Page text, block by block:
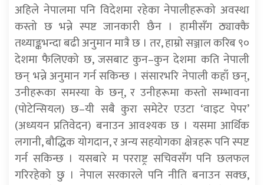
अहिले नेपालमा पनि विदेशमा रहेका नेपालीहरूको अवस्था
कस्तो छ भन्ने स्पष्ट जानकारी छैन । हामीसँग ठ्याक्कै
तथ्याङ्कभन्दा बढी अनुमान मात्रै छ । तर, हाम्रो सञ्जाल करिब ९०
देशमा फैलिएको छ, जसबाट कुन–कुन देशमा कति नेपाली
छन् भन्ने अनुमान गर्न सकिन्छ । संसारभरि नेपाली कहाँ छन्,
उनीहरूका समस्या के छन्, र उनीहरूमा कस्तो सम्भावना
(पोटेन्सियल) छ–यी सबै कुरा समेटेर एउटा ‘वाइट पेपर’
(अध्ययन प्रतिवेदन) बनाउन आवश्यक छ । यसमा आर्थिक
लगानी, बौद्धिक योगदान, र अन्य सहयोगका क्षेत्रहरू पनि स्पष्ट
गर्न सकिन्छ । यसबारे म परराष्ट्र सचिवसँग पनि छलफल
गरिरहेको छु । नेपाल सरकारले पनि नीति बनाउन सक्छ,